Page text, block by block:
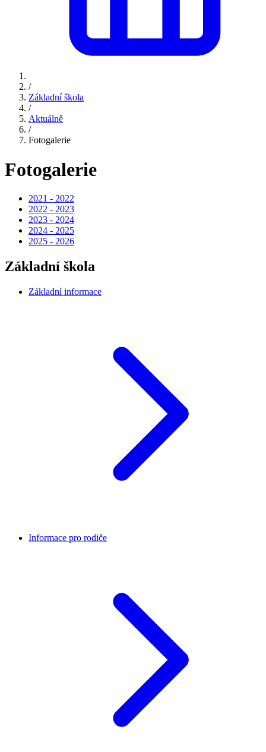
/
Základní škola
/
Aktuálně
/
Fotogalerie
Fotogalerie
2021 - 2022
2022 - 2023
2023 - 2024
2024 - 2025
2025 - 2026
Základní škola
Základní informace
Informace pro rodiče